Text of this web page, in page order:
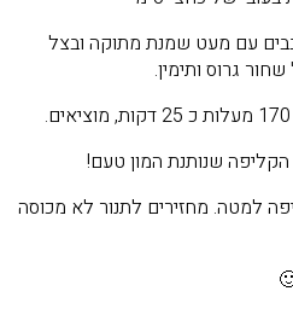
עם מעט שמנת מתוקה ובצל
גרוס ותימין.
שנותנת המון טעם!
למטה. מחזירים לתנור לא מכוסה